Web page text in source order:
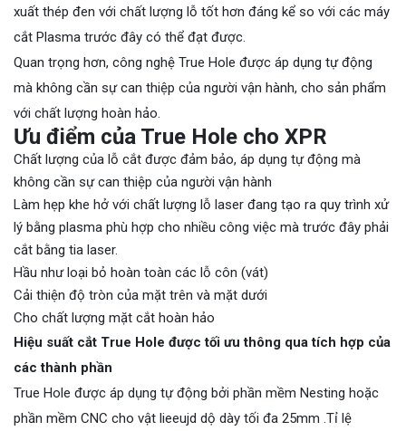
xuất thép đen với chất lượng lỗ tốt hơn đáng kể so với các máy
cắt Plasma trước đây có thể đạt được.
Quan trọng hơn, công nghệ True Hole được áp dụng tự động
mà không cần sự can thiệp của người vận hành, cho sản phẩm
với chất lượng hoàn hảo.
Ưu điểm của True Hole cho XPR
Chất lượng của lỗ cắt được đảm bảo, áp dụng tự động mà
không cần sự can thiệp của người vận hành
Làm hẹp khe hở với chất lượng lỗ laser đang tạo ra quy trình xử
lý bằng plasma phù hợp cho nhiều công việc mà trước đây phải
cắt bằng tia laser.
Hầu như loại bỏ hoàn toàn các lỗ côn (vát)
Cải thiện độ tròn của mặt trên và mặt dưới
Cho chất lượng mặt cắt hoàn hảo
Hiệu suất cắt True Hole được tối ưu thông qua tích hợp của
các thành phần
True Hole được áp dụng tự động bởi phần mềm Nesting hoặc
phần mềm CNC cho vật lieeujd dộ dày tối đa 25mm .Tỉ lệ